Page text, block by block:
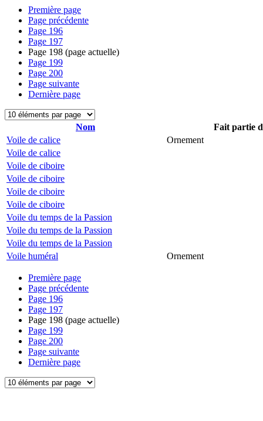
Première page
Page précédente
Page 196
Page 197
Page 198 (page actuelle)
Page 199
Page 200
Page suivante
Dernière page
Nom
Fait partie
Voile de calice
Ornement
Voile de calice
Voile de ciboire
Voile de ciboire
Voile de ciboire
Voile de ciboire
Voile du temps de la Passion
Voile du temps de la Passion
Voile du temps de la Passion
Voile huméral
Ornement
Première page
Page précédente
Page 196
Page 197
Page 198 (page actuelle)
Page 199
Page 200
Page suivante
Dernière page